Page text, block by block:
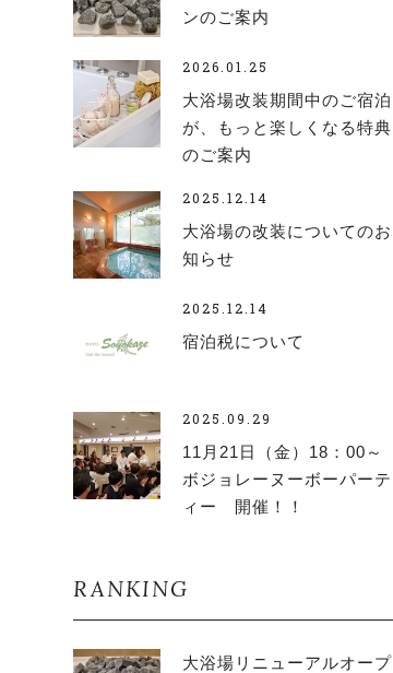
ンのご案内
2026.01.25
大浴場改装期間中のご宿泊
が、もっと楽しくなる特典
のご案内
2025.12.14
大浴場の改装についてのお
知らせ
2025.12.14
宿泊税について
2025.09.29
11月21日（金）18：00～
ボジョレーヌーボーパーテ
ィー 開催！！
RANKING
大浴場リニューアルオープ